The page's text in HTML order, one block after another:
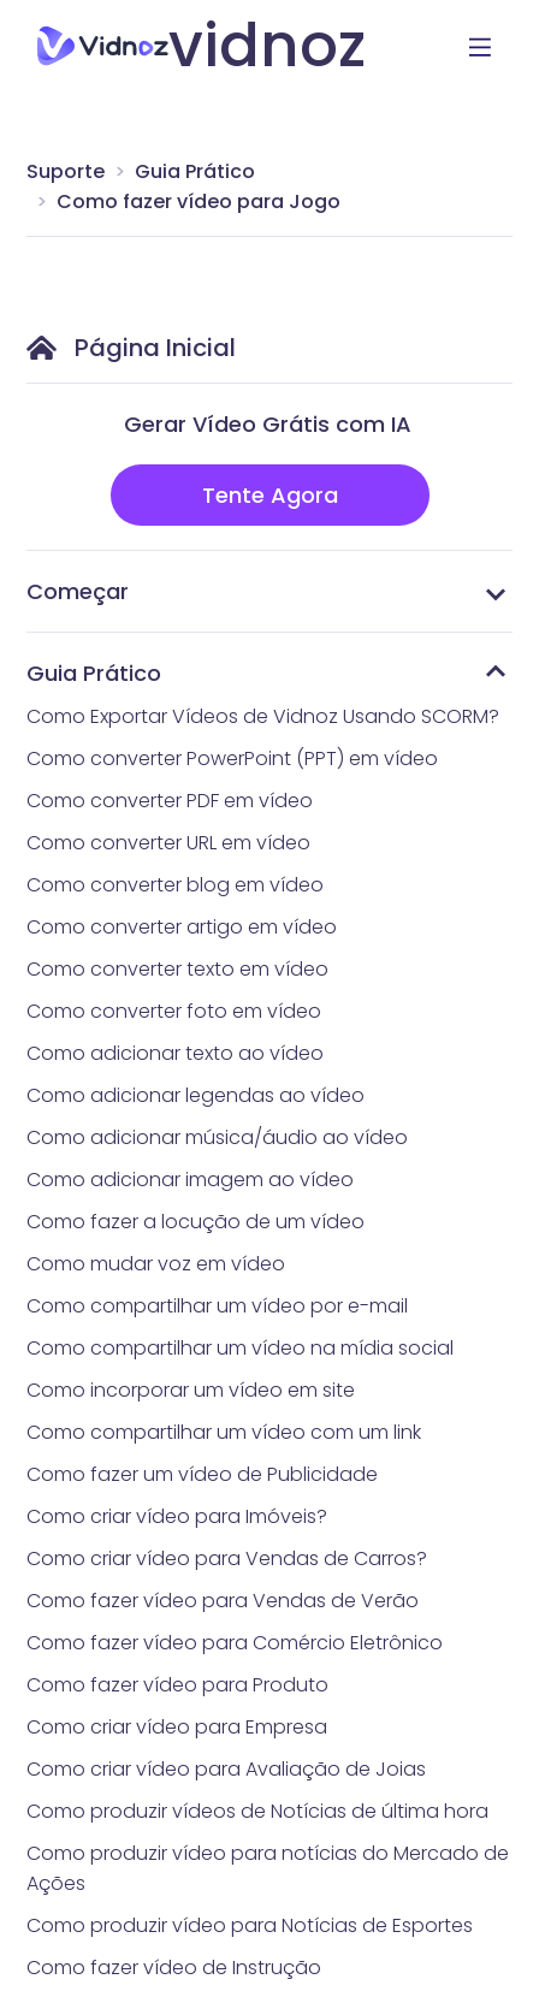
vidnoz
Suporte
Guia Prático
Como fazer vídeo para Jogo
Página Inicial
Gerar Vídeo Grátis com IA
Tente Agora
Começar
Guia Prático
Como Exportar Vídeos de Vidnoz Usando SCORM?
Como converter PowerPoint (PPT) em vídeo
Como converter PDF em vídeo
Como converter URL em vídeo
Como converter blog em vídeo
Como converter artigo em vídeo
Como converter texto em vídeo
Como converter foto em vídeo
Como adicionar texto ao vídeo
Como adicionar legendas ao vídeo
Como adicionar música/áudio ao vídeo
Como adicionar imagem ao vídeo
Como fazer a locução de um vídeo
Como mudar voz em vídeo
Como compartilhar um vídeo por e-mail
Como compartilhar um vídeo na mídia social
Como incorporar um vídeo em site
Como compartilhar um vídeo com um link
Como fazer um vídeo de Publicidade
Como criar vídeo para Imóveis?
Como criar vídeo para Vendas de Carros?
Como fazer vídeo para Vendas de Verão
Como fazer vídeo para Comércio Eletrônico
Como fazer vídeo para Produto
Como criar vídeo para Empresa
Como criar vídeo para Avaliação de Joias
Como produzir vídeos de Notícias de última hora
Como produzir vídeo para notícias do Mercado de
Ações
Como produzir vídeo para Notícias de Esportes
Como fazer vídeo de Instrução